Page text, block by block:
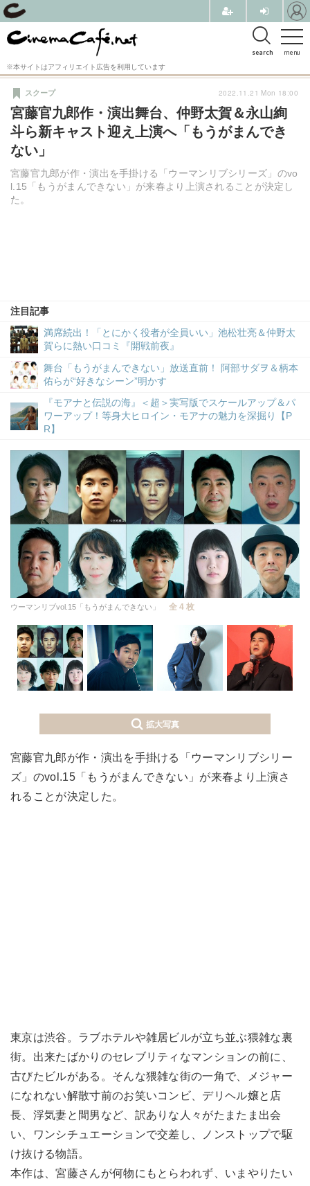
menu
search
※本サイトはアフィリエイト広告を利用しています
宮藤官九郎作・演出舞台、仲野太賀＆永山絢
斗ら新キャスト迎え上演へ「もうがまんでき
ない」
宮藤官九郎が作・演出を手掛ける「ウーマンリブシリーズ」のvo
l.15「もうがまんできない」が来春より上演されることが決定し
た。
スクープ
注目記事
満席続出！「とにかく役者が全員いい」池松壮亮＆仲野太
賀らに熱い口コミ『開戦前夜』
舞台「もうがまんできない」放送直前！ 阿部サダヲ＆柄本
佑らが“好きなシーン”明かす
『モアナと伝説の海』＜超＞実写版でスケールアップ＆パ
ワーアップ！等身大ヒロイン・モアナの魅力を深掘り【P
R】
2022.11.21 Mon 18:00
ウーマンリブvol.15「もうがまんできない」 全 4 枚
拡大写真
宮藤官九郎が作・演出を手掛ける「ウーマンリブシリー
ズ」のvol.15「もうがまんできない」が来春より上演さ
れることが決定した。
東京は渋谷。ラブホテルや雑居ビルが立ち並ぶ猥雑な裏
街。出来たばかりのセレブリティなマンションの前に、
古びたビルがある。そんな猥雑な街の一角で、メジャー
になれない解散寸前のお笑いコンビ、デリヘル嬢と店
長、浮気妻と間男など、訳ありな人々がたまたま出会
い、ワンシチュエーションで交差し、ノンストップで駆
け抜ける物語。
本作は、宮藤さんが何物にもとらわれず、いまやりたい